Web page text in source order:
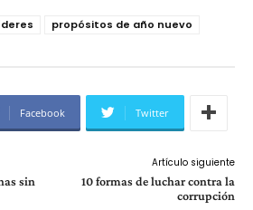
propósitos de año nuevo
Facebook Twitter
sin
Artículo siguiente
10 formas de luchar contra la
corrupción